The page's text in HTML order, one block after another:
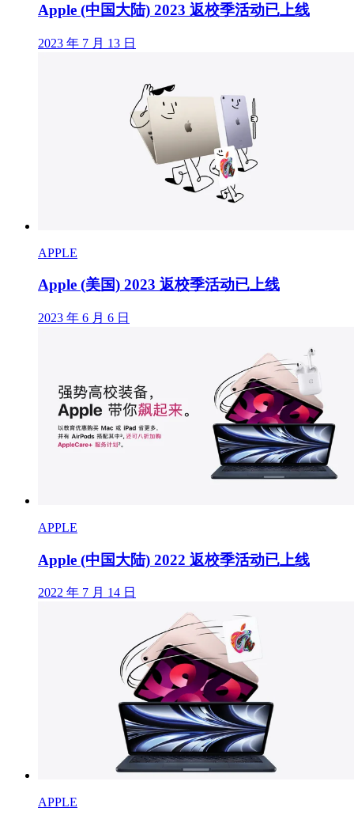
Apple (中国大陆) 2023 返校季活动已上线
2023 年 7 月 13 日
APPLE
Apple (美国) 2023 返校季活动已上线
2023 年 6 月 6 日
APPLE
Apple (中国大陆) 2022 返校季活动已上线
2022 年 7 月 14 日
APPLE